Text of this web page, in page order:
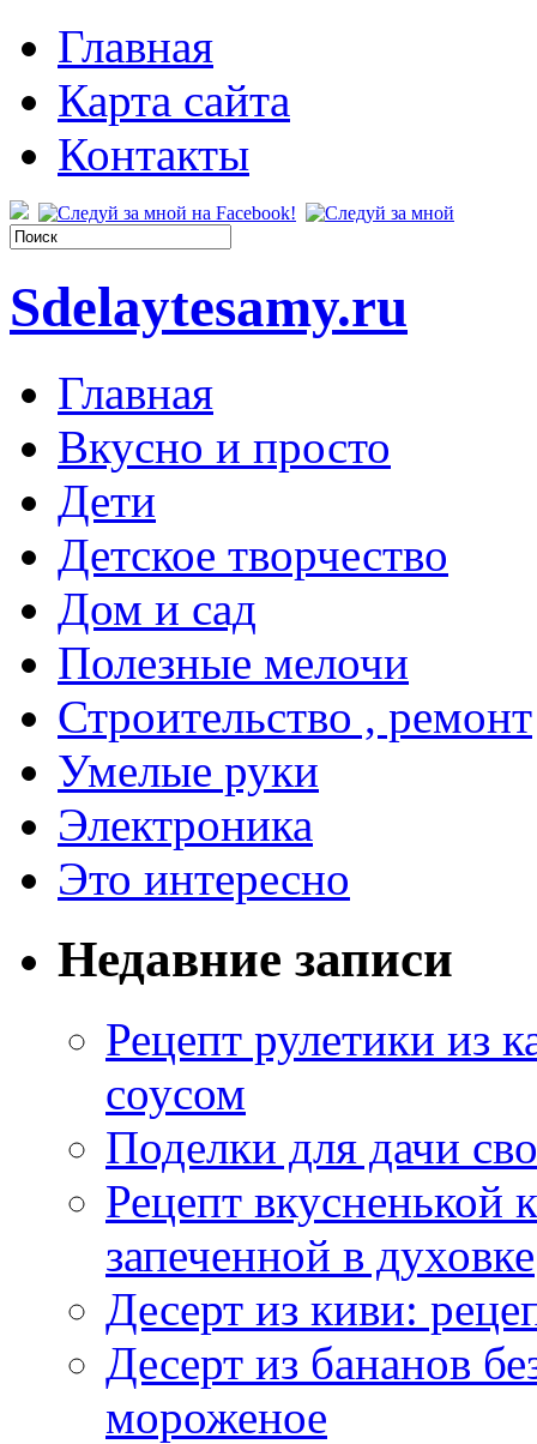
Главная
Карта сайта
Контакты
Sdelaytesamy.ru
Главная
Вкусно и просто
Дети
Детское творчество
Дом и сад
Полезные мелочи
Строительство , ремонт
Умелые руки
Электроника
Это интересно
Недавние записи
Рецепт рулетики из
соусом
Поделки для дачи
Рецепт
запеченной в духовке
Десерт из киви:
Десерт из бананов
мороженое